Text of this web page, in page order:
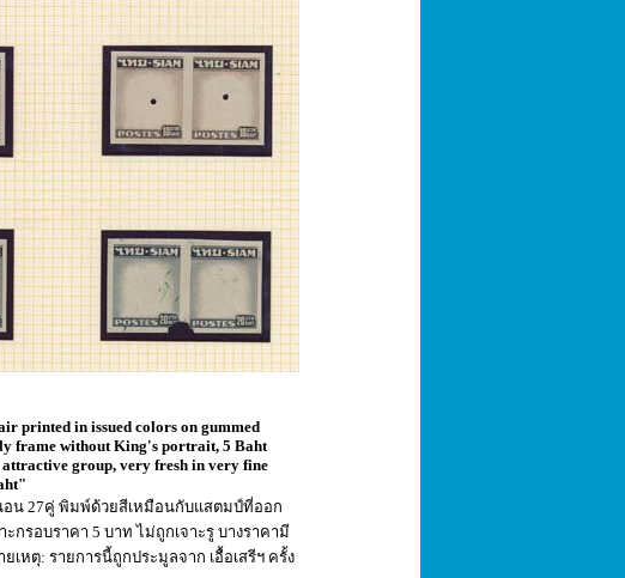
printed in issued colors on gummed
frame without King's portrait, 5 Baht
attractive group, very fresh in very fine
นอน 27คู่ พิมพ์ด้วยสีเหมือนกับแสตมป์ที่ออก
กรอบราคา 5 บาท ไม่ถูกเจาะรู บางราคามี
หตุ: รายการนี้ถูกประมูลจาก เอื้อเสรีฯ ครั้ง